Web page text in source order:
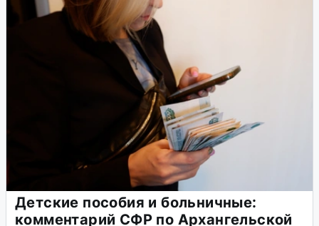
Детские пособия и больничные:
комментарий СФР по Архангельской